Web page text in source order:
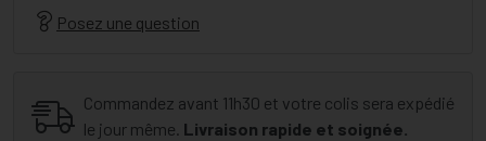
Posez une question
Commandez avant 11h30 et votre colis sera expédié
le jour même. Livraison rapide et soignée.